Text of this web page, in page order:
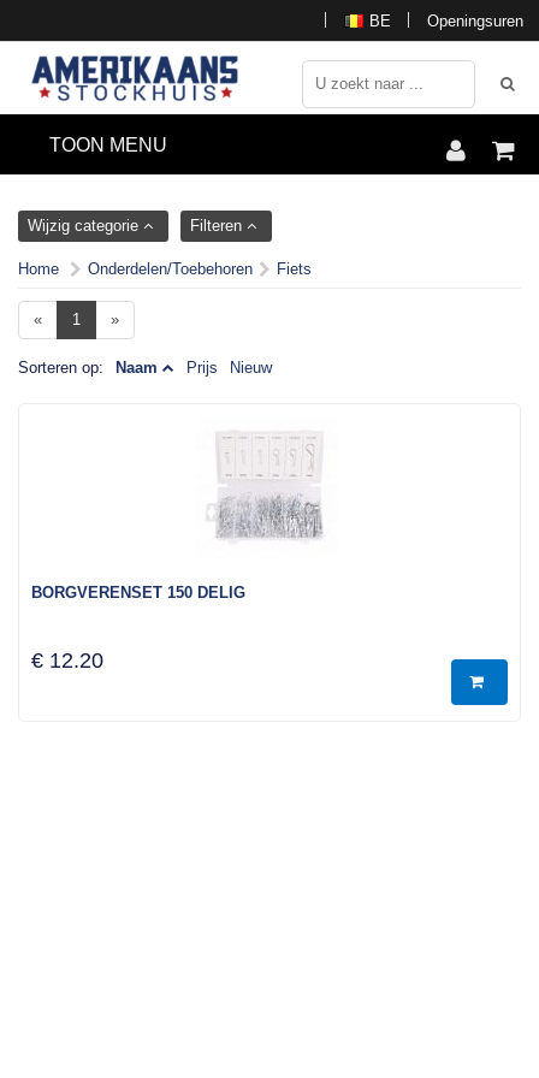
Openingsuren
BE
TOON MENU
Wijzig categorie Filteren
Home Onderdelen/Toebehoren Fiets
« 1 »
Sorteren op: Naam Prijs Nieuw
BORGVERENSET 150 DELIG
€ 12.20